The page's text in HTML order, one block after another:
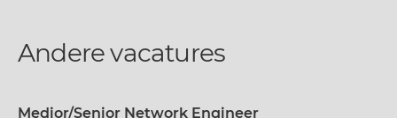
Andere vacatures
Medior/Senior Network Engineer